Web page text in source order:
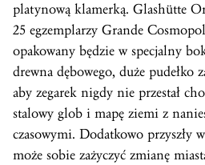
platynową klamerką. Glashütte
25 egzemplarzy Grande
opakowany będzie w specjalny
drewna dębowego, duże pudełko
aby zegarek nigdy nie przestał
stalowy glob i mapę ziemi z
czasowymi. Dodatkowo przyszły
może sobie zażyczyć zmianę